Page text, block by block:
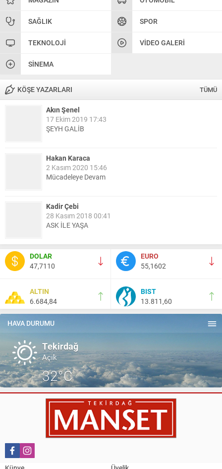
SAĞLIK SPOR
TEKNOLOJI VIDEO GALERI
SINEMA
KÖŞE YAZARLARI TÜMÜ
Akın Şenel
17 Ekim 2019 17:43
ŞEYH GALİB
Hakan Karaca
2 Kasım 2020 15:46
Mücadeleye Devam
Kadir Çebi
28 Kasım 2018 00:41
ASK İLE YAŞA
Nail Kazanç
10 Mart 2023 21:36
HAYDİ TEKİRDAĞ MAÇA !!!!
Salih Canikli
5 Kasım 2024 19:54
TEKİRDAĞ İL EMNİYET MÜDÜRÜMÜZE HAYIRLI OLSUN
DOLAR
47,7110
EURO
55,1602
ALTIN
6.684,84
BIST
13.811,60
HAVA DURUMU
Tekirdağ
Açık
32°C